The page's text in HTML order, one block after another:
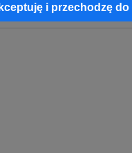
i przechodzę do
z Apple